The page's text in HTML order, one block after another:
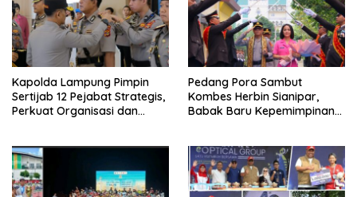
Kapolda Lampung Pimpin
Sertijab 12 Pejabat Strategis,
Perkuat Organisasi dan
Pedang Pora Sambut
Kombes Herbin Sianipar,
Babak Baru Kepemimpinan